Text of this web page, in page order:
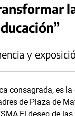
y
consagrada, es
de Plaza de